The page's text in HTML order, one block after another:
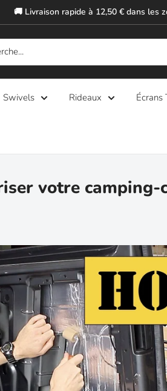
🚚 Livraison rapide à 12,50 € dans les
Swivels Rideaux Écrans
votre